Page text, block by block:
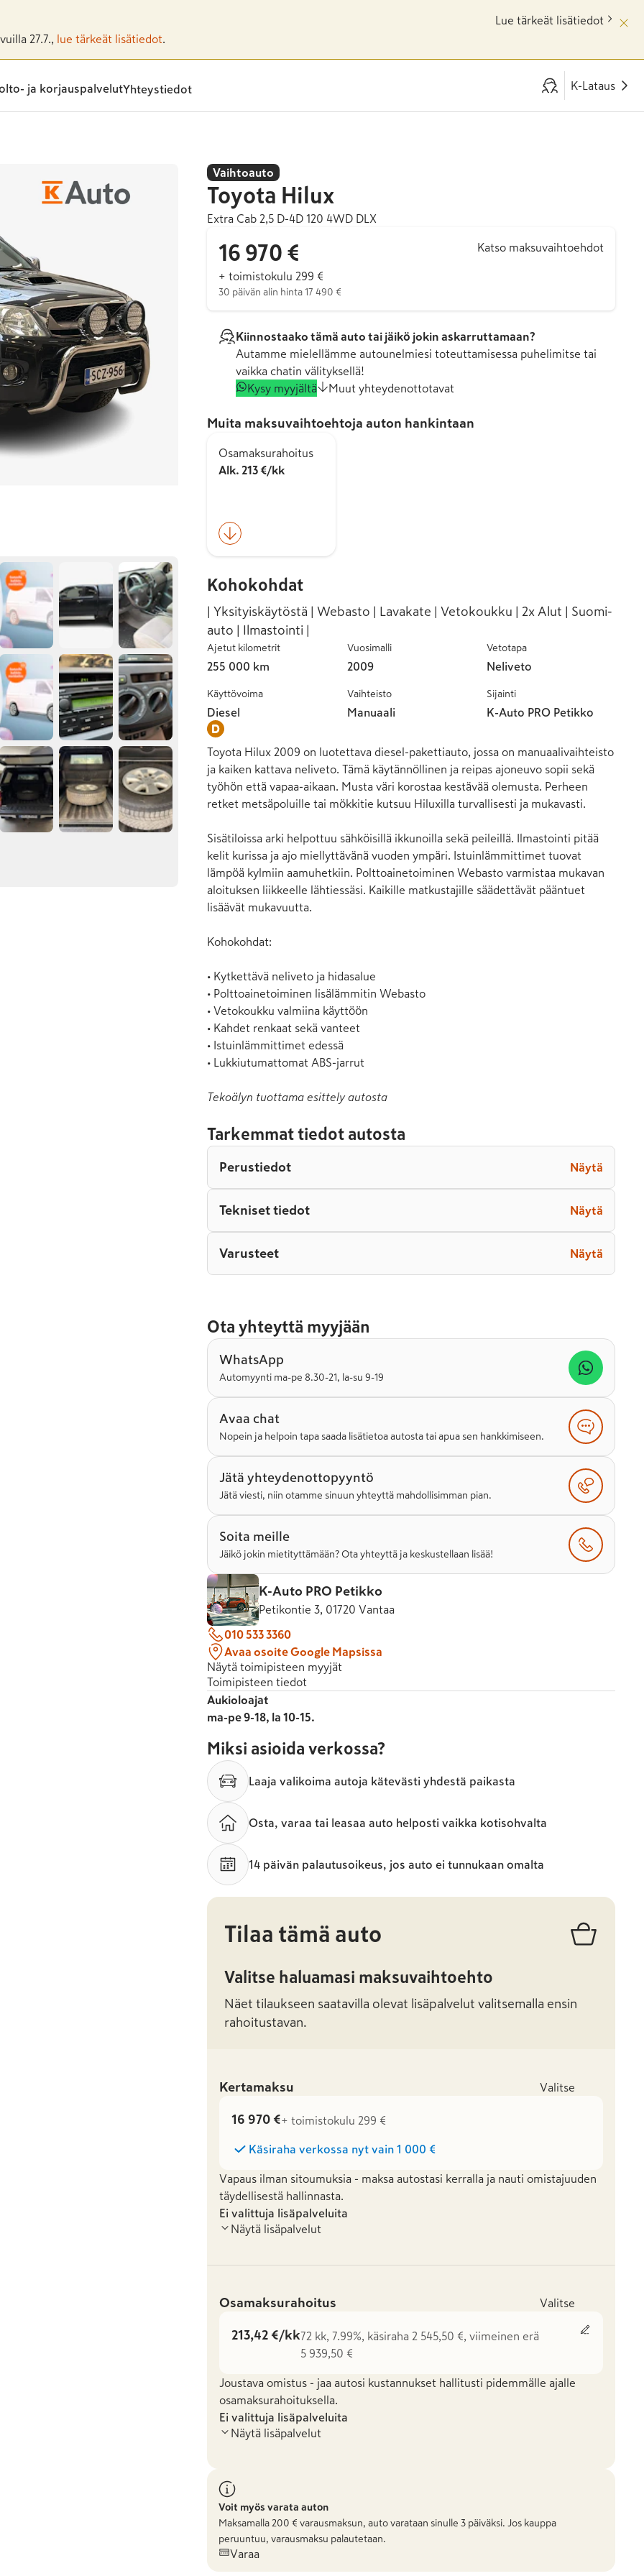
27.7., lue tärkeät lisätiedot
Lue tärkeät lisätiedot
ja korjauspalvelutYhteystiedot K-Lataus
Vaihtoauto
Toyota Hilux
Extra Cab 2,5 D-4D 120 4WD DLX
16 970 €
+ toimistokulu 299 €
30 päivän alin hinta 17 490 €
Katso maksuvaihtoehdot
Kiinnostaako tämä auto tai jäikö jokin askarruttamaan?
Autamme mielellämme autounelmiesi toteuttamisessa puhelimitse tai
vaikka chatin välityksellä!
Kysy myyjältä
Muut yhteydenottotavat
Muita maksuvaihtoehtoja auton hankintaan
Osamaksurahoitus
Alk. 213 €/kk
Kohokohdat
| Yksityiskäytöstä | Webasto | Lavakate | Vetokoukku | 2x Alut | Suomi-
auto | Ilmastointi |
Ajetut kilometrit
255 000 km
Vuosimalli
2009
Vetotapa
Neliveto
Käyttövoima
Diesel
Vaihteisto
Manuaali
Sijainti
K-Auto PRO Petikko
Toyota Hilux 2009 on luotettava diesel-pakettiauto, jossa on manuaalivaihteisto
ja kaiken kattava neliveto. Tämä käytännöllinen ja reipas ajoneuvo sopii sekä
työhön että vapaa-aikaan. Musta väri korostaa kestävää olemusta. Perheen
retket metsäpoluille tai mökkitie kutsuu Hiluxilla turvallisesti ja mukavasti.
Sisätiloissa arki helpottuu sähköisillä ikkunoilla sekä peileillä. Ilmastointi pitää
kelit kurissa ja ajo miellyttävänä vuoden ympäri. Istuinlämmittimet tuovat
lämpöä kylmiin aamuhetkiin. Polttoainetoiminen Webasto varmistaa mukavan
aloituksen liikkeelle lähtiessäsi. Kaikille matkustajille säädettävät pääntuet
lisäävät mukavuutta.
Kohokohdat:
• Kytkettävä neliveto ja hidasalue
• Polttoainetoiminen lisälämmitin Webasto
• Vetokoukku valmiina käyttöön
• Kahdet renkaat sekä vanteet
• Istuinlämmittimet edessä
• Lukkiutumattomat ABS-jarrut
Tekoälyn tuottama esittely autosta
Tarkemmat tiedot autosta
Perustiedot Näytä
Tekniset tiedot Näytä
Varusteet Näytä
Ota yhteyttä myyjään
WhatsApp
Automyynti ma-pe 8.30-21, la-su 9-19
Avaa chat
Nopein ja helpoin tapa saada lisätietoa autosta tai apua sen hankkimiseen.
Jätä yhteydenottopyyntö
Jätä viesti, niin otamme sinuun yhteyttä mahdollisimman pian.
Soita meille
Jäikö jokin mietityttämään? Ota yhteyttä ja keskustellaan lisää!
K-Auto PRO Petikko
Petikontie 3, 01720 Vantaa
010 533 3360
Avaa osoite Google Mapsissa
Näytä toimipisteen myyjät
Toimipisteen tiedot
Aukioloajat
ma-pe 9-18, la 10-15.
Miksi asioida verkossa?
Laaja valikoima autoja kätevästi yhdestä paikasta
Osta, varaa tai leasaa auto helposti vaikka kotisohvalta
14 päivän palautusoikeus, jos auto ei tunnukaan omalta
Tilaa tämä auto
Valitse haluamasi maksuvaihtoehto
Näet tilaukseen saatavilla olevat lisäpalvelut valitsemalla ensin
rahoitustavan.
Kertamaksu Valitse
16 970 €+ toimistokulu 299 €
Käsiraha verkossa nyt vain 1 000 €
Vapaus ilman sitoumuksia - maksa autostasi kerralla ja nauti omistajuuden
täydellisestä hallinnasta.
Ei valittuja lisäpalveluita
Näytä lisäpalvelut
Osamaksurahoitus Valitse
213,42 €/kk72 kk, 7.99%, käsiraha 2 545,50 €, viimeinen erä
5 939,50 €
Joustava omistus - jaa autosi kustannukset hallitusti pidemmälle ajalle
osamaksurahoituksella.
Ei valittuja lisäpalveluita
Näytä lisäpalvelut
Voit myös varata auton
Maksamalla 200 € varausmaksun, auto varataan sinulle 3 päiväksi. Jos kauppa
peruuntuu, varausmaksu palautetaan.
Varaa